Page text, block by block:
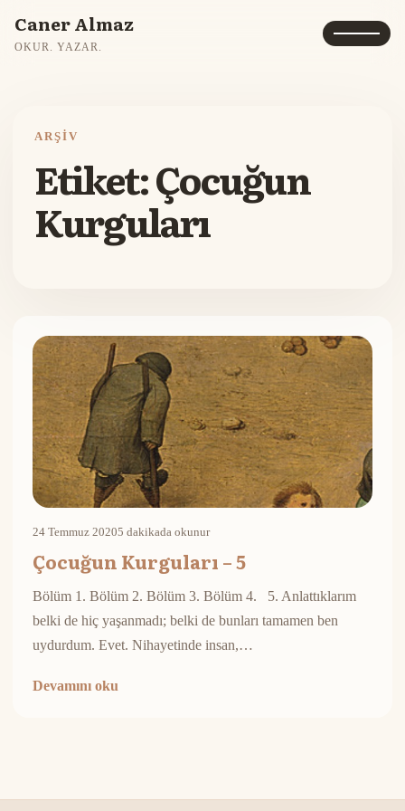
Caner Almaz
OKUR. YAZAR.
ARŞIV
Etiket:Çocuğun
Kurguları
24 Temmuz 20205 dakikada okunur
Çocuğun Kurguları – 5
Bölüm 1. Bölüm 2. Bölüm 3. Bölüm 4. 5. Anlattıklarım
belki de hiç yaşanmadı; belki de bunları tamamen ben
uydurdum. Evet. Nihayetinde insan,…
Devamını oku